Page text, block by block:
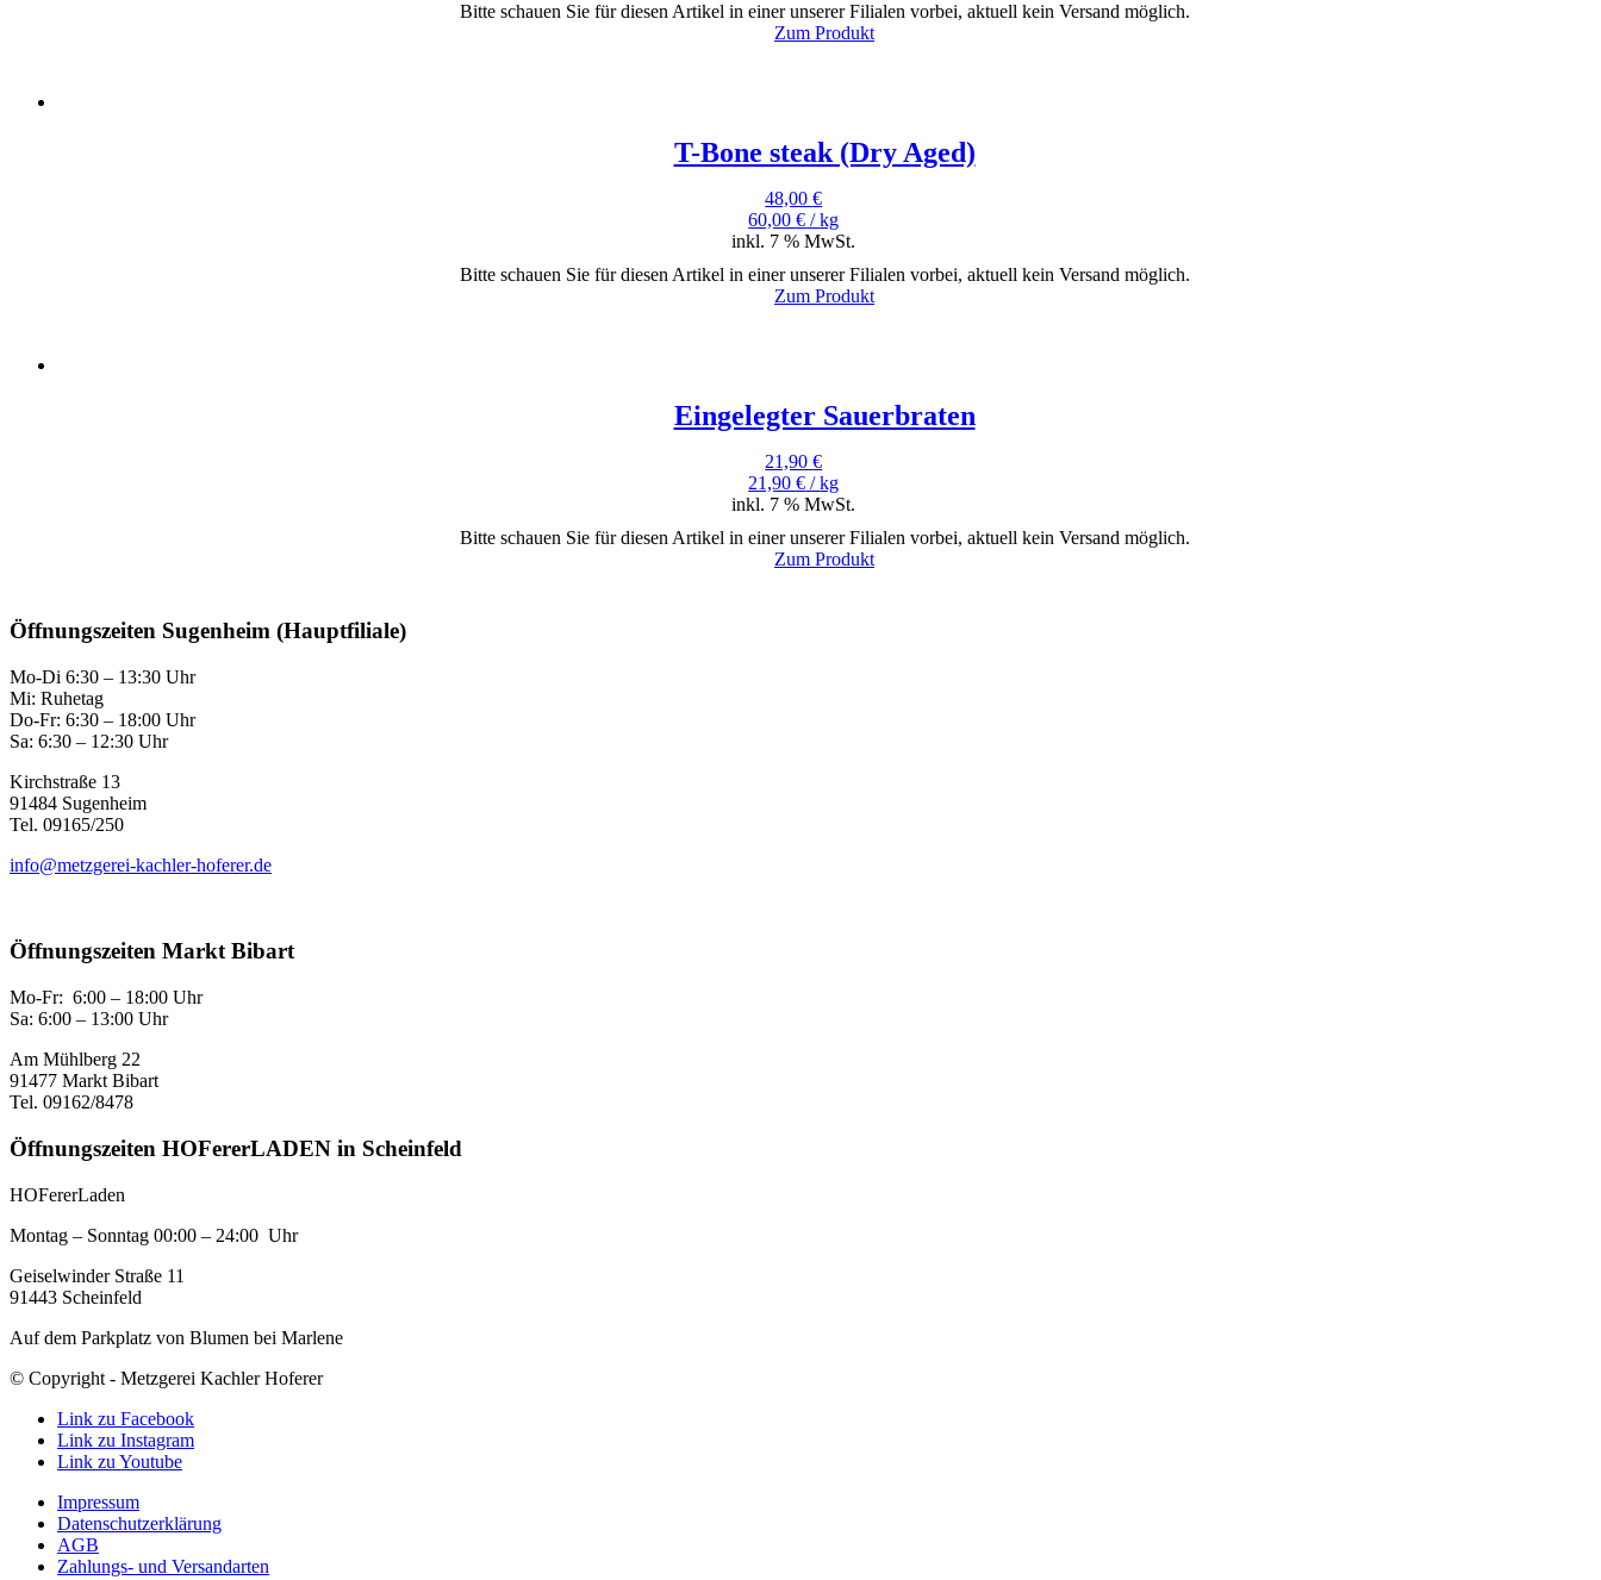
Bitte schauen Sie für diesen Artikel in einer unserer Filialen vorbei, aktuell kein Versand möglich.
Zum Produkt
T-Bone steak (Dry Aged)
48,00€
60,00€ /kg
inkl. 7 % MwSt.
Bitte schauen Sie für diesen Artikel in einer unserer Filialen vorbei, aktuell kein Versand möglich.
Zum Produkt
Eingelegter Sauerbraten
21,90€
21,90€ /kg
inkl. 7 % MwSt.
Bitte schauen Sie für diesen Artikel in einer unserer Filialen vorbei, aktuell kein Versand möglich.
Zum Produkt
Öffnungszeiten Sugenheim (Hauptfiliale)
Mo-Di 6:30 – 13:30 Uhr
Mi: Ruhetag
Do-Fr: 6:30 – 18:00 Uhr
Sa: 6:30 – 12:30 Uhr
Kirchstraße 13
91484 Sugenheim
Tel. 09165/250
info@metzgerei-kachler-hoferer.de
Öffnungszeiten Markt Bibart
Mo-Fr: 6:00 – 18:00 Uhr
Sa: 6:00 – 13:00 Uhr
Am Mühlberg 22
91477 Markt Bibart
Tel. 09162/8478
Öffnungszeiten HOFererLADEN in Scheinfeld
HOFererLaden
Montag – Sonntag 00:00 – 24:00 Uhr
Geiselwinder Straße 11
91443 Scheinfeld
Auf dem Parkplatz von Blumen bei Marlene
© Copyright - Metzgerei Kachler Hoferer
Link zu Facebook
Link zu Instagram
Link zu Youtube
Impressum
Datenschutzerklärung
AGB
Zahlungs- und Versandarten